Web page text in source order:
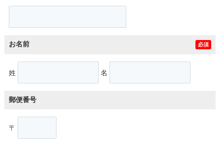
お名前 必須
姓 名
郵便番号
〒